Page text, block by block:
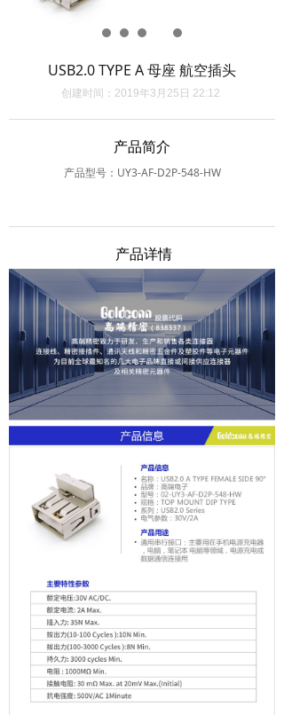
USB2.0 TYPE A 母座 航空插头
产品简介
创建时间： 2019年3月25日 22:12
产品型号：UY3-AF-D2P-548-HW
产品详情